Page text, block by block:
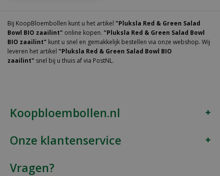
Bij KoopBloembollen kunt u het artikel "Pluksla Red & Green Salad
Bowl BIO zaailint" online kopen. "Pluksla Red & Green Salad Bowl
BIO zaailint" kunt u snel en gemakkelijk bestellen via onze webshop. Wij
leveren het artikel "Pluksla Red & Green Salad Bowl BIO
zaailint" snel bij u thuis af via PostNL.
Koopbloembollen.nl
Onze klantenservice
Vragen?